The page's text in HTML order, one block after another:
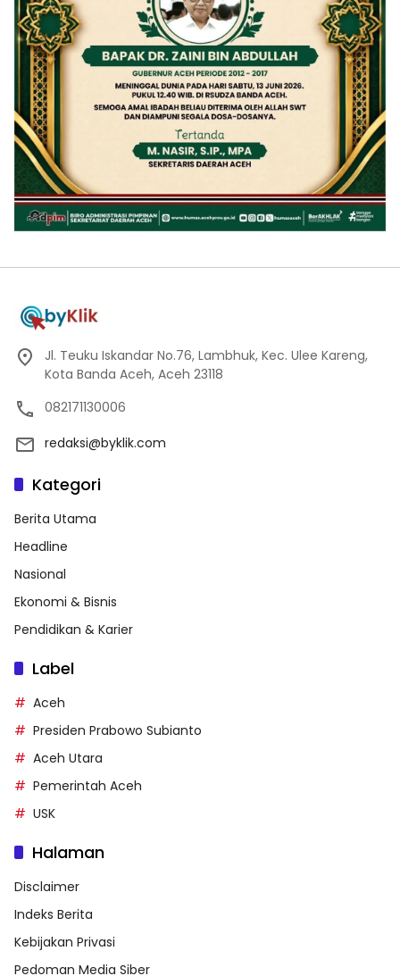
Jl. Teuku Iskandar No.76, Lambhuk, Kec. Ulee Kareng,
Kota Banda Aceh, Aceh 23118
082171130006
redaksi@byklik.com
Kategori
Berita Utama
Headline
Nasional
Ekonomi & Bisnis
Pendidikan & Karier
Label
Aceh
Presiden Prabowo Subianto
Aceh Utara
Pemerintah Aceh
USK
Halaman
Disclaimer
Indeks Berita
Kebijakan Privasi
Pedoman Media Siber